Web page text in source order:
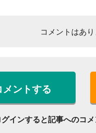
コメントはあり
ントする
グインすると記事へのコ